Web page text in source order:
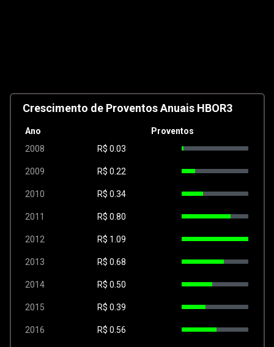
Crescimento de Proventos Anuais HBOR3
Ano
Proventos
2008
R$ 0.03
2009 R$ 0.22
2010 R$ 0.34
2011 R$ 0.80
2012 R$ 1.09
2013 R$ 0.68
2014 R$ 0.50
2015 R$ 0.39
2016 R$ 0.56